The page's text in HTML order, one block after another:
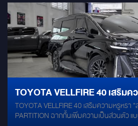
Digital Media Receiver ที่ได้รับฉายาว่า "เค
Audiophile ในรถยนต์ ด้วยจุดเด่นสำคัญคือ
Fiber Optic (ใยแก้วนำแสง) คุณภาพเสียงที่เหนือกว่า: สัญญาณเสียง
ดิจิทัลที่ส่งผ่าน Digital Optical Output จะบ
รบกวนของคลื่นไฟฟ้า (Noise) ตลอดทาง จน
ทำให้ได้รายละเอียดเสียงที่คมชัดและเที่ยงตรงที่สุด งาน
สำหรับ Alphard 40: เราเลือกติดตั้ง UTX-
คอนโซลกลางด้านหลัง (Rear Console) หรือใ
รบกวนดีไซน์ภายในห้องโดยสารที่หรูหรา เพื่อใ
เมื่อต้องการเล่นไฟล์เพลง Hi-Res Audio แ
โดยสารไว้ รองรับ Hi-Res Audio: เล่นไฟล์ความละเอียดสูงได้อย่าง
สมบูรณ์แบบ เพื่อให้คุณได้ยินทุกรายละเอียด
TOYOTA VELLFIRE 40 เสริม
บริหาร" ด้วย PARTITION ฉากกั้
TOYOTA VELLFIRE 40 เสริมความหรูหรา
PARTITION ฉากกั้นเพิ่มความเป็นส่วนตัว